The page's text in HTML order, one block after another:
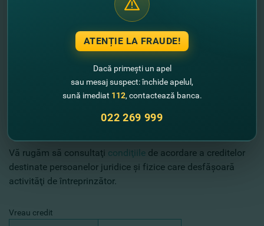
date financiare reale: înscrieri privind veniturile şi cheltuielile,
lista mărfurilor în stoc (inventarierea), lista mijloacelor fixe;
alte documente la cererea specialistului în creditare.
- copia buletinului de identitate al garantului,
- documente, ce confirmă dreptul de proprietate asupra
bunului oferit drept garanţie.
Vă rugăm să consultaţi condiţiile de acordare a creditelor
destinate persoanelor juridice şi fizice care desfăşoară
activităţi de întreprinzător.
Vreau credit
ATENȚIE LA FRAUDE!
Dacă primești un apel
sau mesaj suspect: închide apelul,
sună imediat 112, contactează banca.
022 269 999